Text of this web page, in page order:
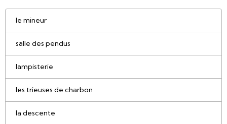
le mineur
salle des pendus
lampisterie
les trieuses de charbon
la descente